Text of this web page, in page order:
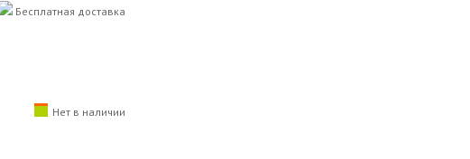
Бесплатная доставка
Нет в наличии